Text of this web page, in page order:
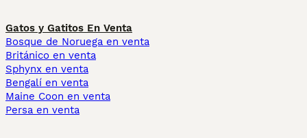
Gatos y Gatitos En Venta
Bosque de Noruega en venta
Británico en venta
Sphynx en venta
Bengalí en venta
Maine Coon en venta
Persa en venta